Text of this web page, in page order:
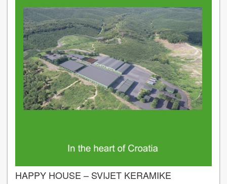
HAPPY HOUSE – SVIJET KERAMIKE